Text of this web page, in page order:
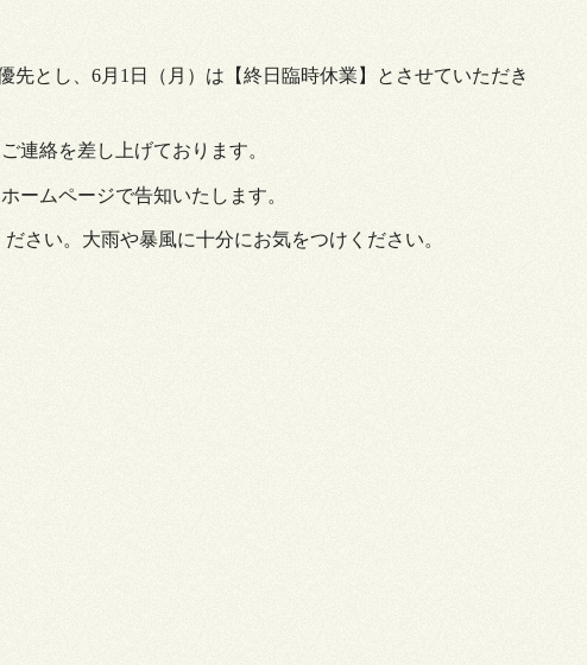
とし、6月1日（月）は【終日臨時休業】とさせていただき
連絡を差し上げております。
ームページで告知いたします。
さい。大雨や暴風に十分にお気をつけください。